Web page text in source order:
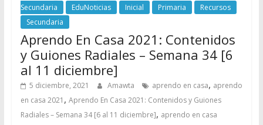
Secundaria
EduNoticias Inicial Primaria
Recursos
Secundaria
Aprendo En Casa 2021: Contenidos
y Guiones Radiales – Semana 34 [6
al 11 diciembre]
5 diciembre, 2021 Amawta aprendo en casa, aprendo
en casa 2021 , Aprendo En Casa 2021: Contenidos y Guiones
Radiales – Semana 34 [6 al 11 diciembre], aprendo en casa